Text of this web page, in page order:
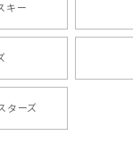
05/22
05/04
キー
ターズ